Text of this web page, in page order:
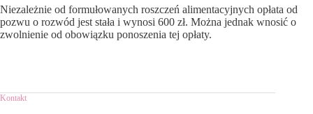
Niezależnie od formułowanych roszczeń alimentacyjnych opłata od
pozwu o rozwód jest stała i wynosi 600 zł. Można jednak wnosić o
zwolnienie od obowiązku ponoszenia tej opłaty.
Kontakt